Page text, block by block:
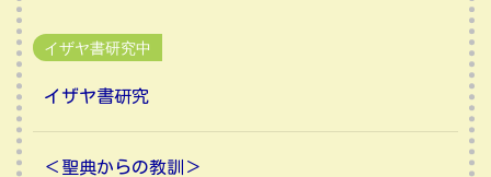
イザヤ書研究中
イザヤ書研究
＜聖典からの教訓＞